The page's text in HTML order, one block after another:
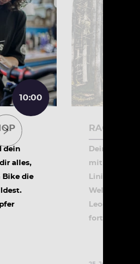
10:00
dein
alles,
die
RACE
Dein
mit Video-
Weltcup
Leogang!